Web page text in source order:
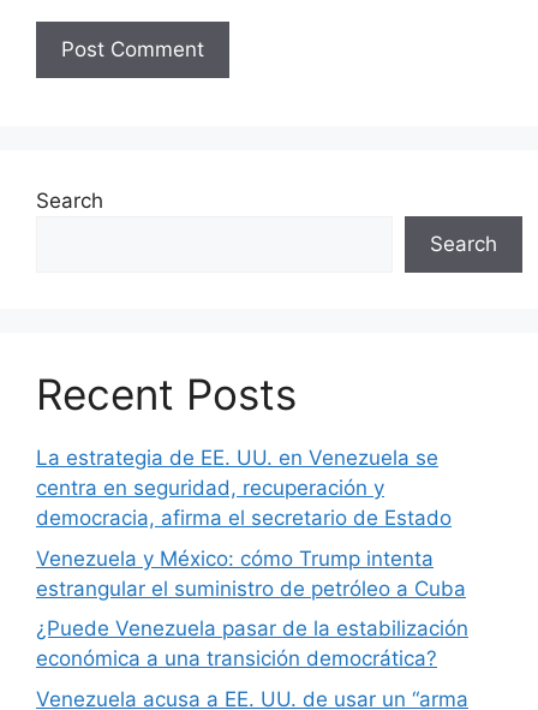
Search
Search
Recent Posts
La estrategia de EE. UU. en Venezuela se
centra en seguridad, recuperación y
democracia, afirma el secretario de Estado
Venezuela y México: cómo Trump intenta
estrangular el suministro de petróleo a Cuba
¿Puede Venezuela pasar de la estabilización
económica a una transición democrática?
Venezuela acusa a EE. UU. de usar un “arma